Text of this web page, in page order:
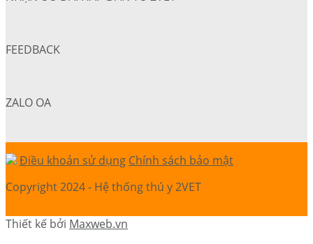
FEEDBACK
ZALO OA
Điều khoản sử dụng Chính sách bảo mật
Copyright 2024 - Hệ thống thú y 2VET
Thiết kế bởi Maxweb.vn